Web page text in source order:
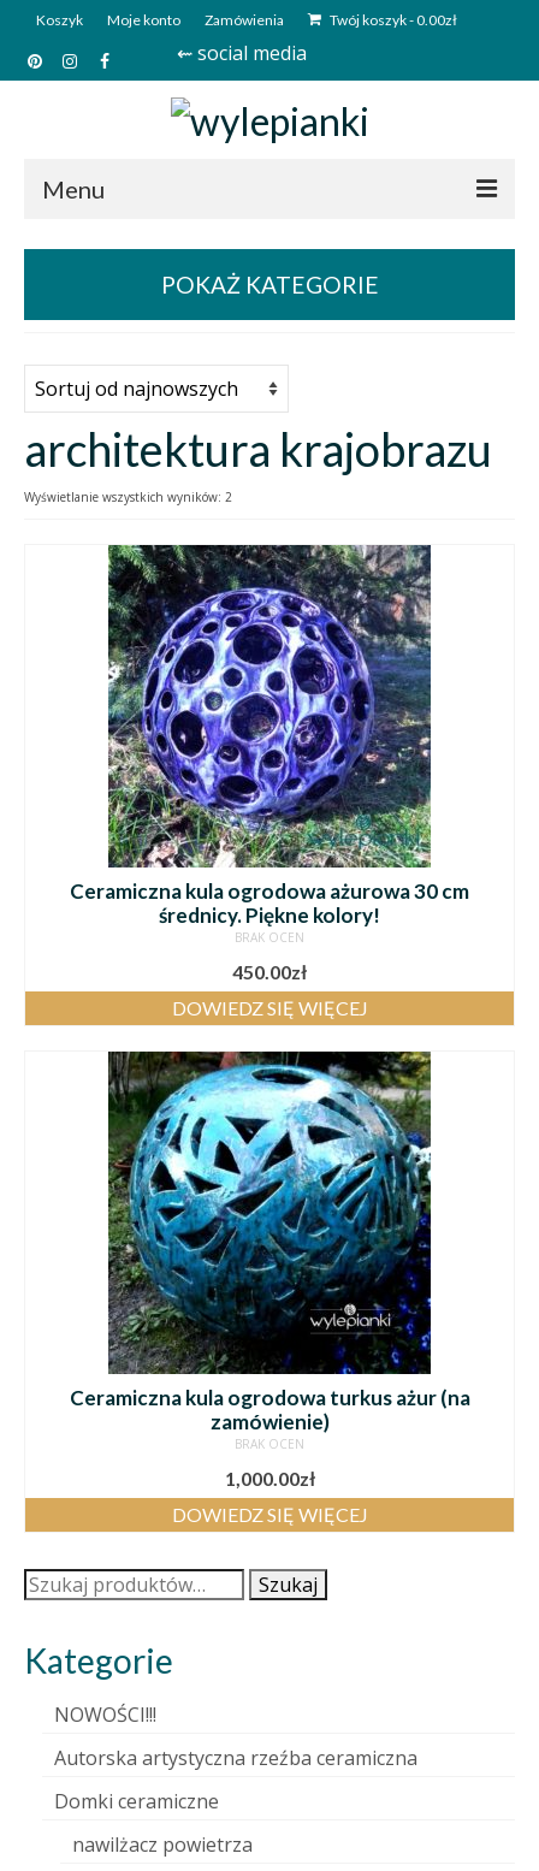
Koszyk Moje konto Zamówienia Twój koszyk-0.00zł
⇜ social media
Menu
Start
Kontakt
Deutsch
POKAŻ KATEGORIE
architektura krajobrazu
Wyświetlanie wszystkich wyników: 2
Ceramiczna kula ogrodowa ażurowa 30 cm
średnicy. Piękne kolory!
BRAK OCEN
450.00zł
DOWIEDZ SIĘ WIĘCEJ
Ceramiczna kula ogrodowa turkus ażur (na
zamówienie)
BRAK OCEN
1,000.00zł
DOWIEDZ SIĘ WIĘCEJ
Szukaj: Szukaj
Kategorie
NOWOŚCI!!!
Autorska artystyczna rzeźba ceramiczna
Domki ceramiczne
nawilżacz powietrza